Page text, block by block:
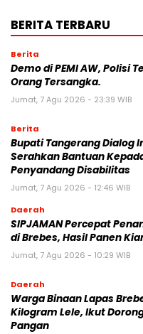
BERITA TERBARU
Berita
Demo di PEMI AW, Polisi
Orang Tersangka.
Jumat, 7 Agu 2026 - 23:39 WIB
Berita
Bupati Tangerang Dialog
Serahkan Bantuan
Penyandang Disabilitas
Jumat, 7 Agu 2026 - 12:46 WIB
Daerah
SIPJAMAN Percepat
di Brebes, Hasil Panen
Jumat, 7 Agu 2026 - 10:29 WIB
Daerah
Warga Binaan Lapas
Kilogram Lele, Ikut
Pangan